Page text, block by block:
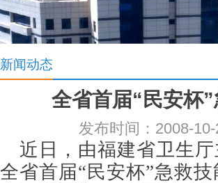
新闻动态
全省首届“民安杯
发布时间：2008-
近日，由福建省卫生
全省首届“民安杯”急救